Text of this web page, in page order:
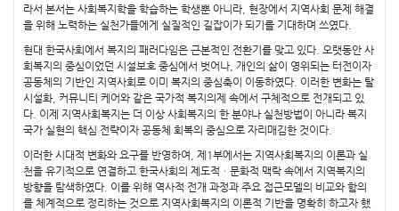
라서 본서는 사회복지학을 학습하는 학생뿐 아니라, 현장에서 지역사회 문제 해결
을 위해 노력하는 실천가들에게 실질적인 길잡이가 되기를 기대하며 쓰였다.
현대 한국사회에서 복지의 패러다임은 근본적인 전환기를 맞고 있다. 오랫동안 사
회복지의 중심이었던 시설보호 중심에서 벗어나, 개인의 삶이 영위되는 터전이자
공동체의 기반인 지역사회로 이미 복지의 중심축이 이동하였다. 이러한 변화는 탈
시설화, 커뮤니티 케어와 같은 국가적 복지의제 속에서 구체적으로 전개되고 있
다. 이제 지역사회복지는 더 이상 사회복지의 한 분야나 실천방법이 아니라 복지
국가 실현의 핵심 전략이자 공동체 회복의 중심으로 자리매김한 것이다.
이러한 시대적 변화와 요구를 반영하여, 제1부에서는 지역사회복지의 이론과 실
천을 유기적으로 연결하고 한국사회의 제도적ㆍ문화적 맥락 속에서 지역복지의
방향을 탐색하였다. 이를 위해 역사적 전개 과정과 주요 접근모델의 비교와 함의
를 체계적으로 정리하는 것으로 지역사회복지의 이론적 기반을 명확히 하고자 했